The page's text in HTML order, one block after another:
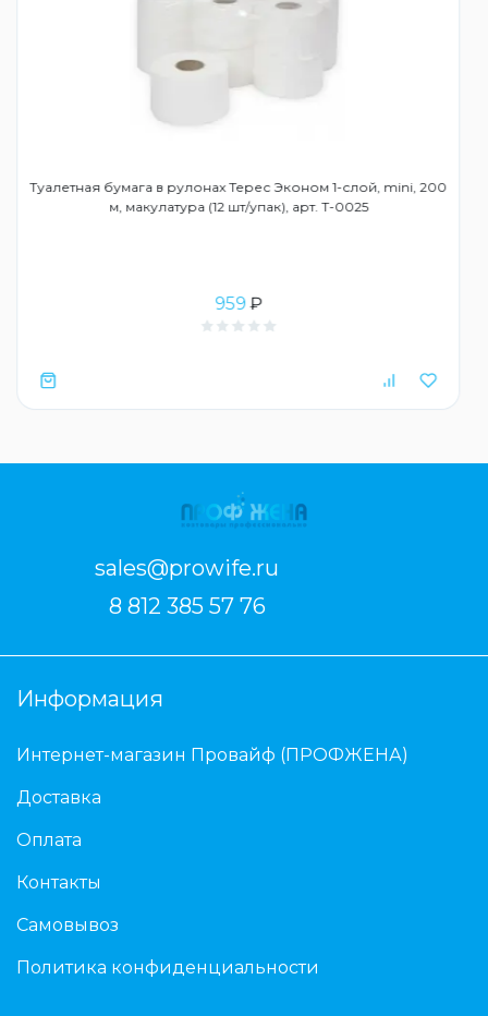
Туалетная бумага в рулонах Терес Эконом 1-слой, mini, 200
м, макулатура (12 шт/упак), арт. Т-0025
959₽
sales@prowife.ru
8 812 385 57 76
Информация
Интернет-магазин Провайф (ПРОФЖЕНА)
Доставка
Оплата
Контакты
Самовывоз
Политика конфиденциальности